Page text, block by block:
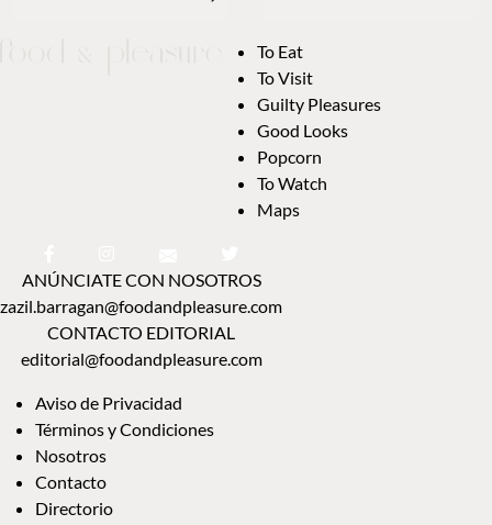
To Eat
To Visit
Guilty Pleasures
Good Looks
Popcorn
To Watch
Maps
ANÚNCIATE CON NOSOTROS
zazil.barragan@foodandpleasure.com
CONTACTO EDITORIAL
editorial@foodandpleasure.com
Aviso de Privacidad
Términos y Condiciones
Nosotros
Contacto
Directorio